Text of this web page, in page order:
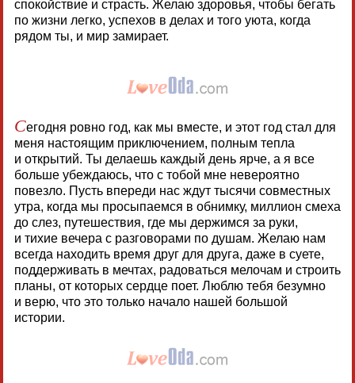
спокойствие и страсть. Желаю здоровья, чтобы бегать
по жизни легко, успехов в делах и того уюта, когда
рядом ты, и мир замирает.
Сегодня ровно год, как мы вместе, и этот год стал для
меня настоящим приключением, полным тепла
и открытий. Ты делаешь каждый день ярче, а я все
больше убеждаюсь, что с тобой мне невероятно
повезло. Пусть впереди нас ждут тысячи совместных
утра, когда мы просыпаемся в обнимку, миллион смеха
до слез, путешествия, где мы держимся за руки,
и тихие вечера с разговорами по душам. Желаю нам
всегда находить время друг для друга, даже в суете,
поддерживать в мечтах, радоваться мелочам и строить
планы, от которых сердце поет. Люблю тебя безумно
и верю, что это только начало нашей большой
истории.